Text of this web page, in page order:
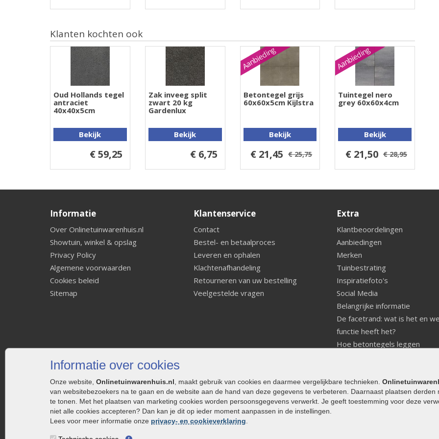
Informatie over cookies
Onze website, Onlinetuinwarenhuis.nl , maakt gebruik van cookies en daarmee vergelijkbare technieken.
van websitebezoekers na te gaan en de website aan de hand van deze gegevens te verbeteren. Daarnaast plaatsen
te tonen. Met het plaatsen van marketing cookies worden persoonsgegevens verwerkt. Je geeft toestemming voor deze
niet alle cookies accepteren? Dan kan je dit op ieder moment aanpassen in de instellingen.
Lees voor meer informatie onze privacy- en cookieverklaring
Klanten kochten ook
Oud Hollands tegel
antraciet
40x40x5cm
Bekijk
€ 59,25
Zak inveeg split
zwart 20 kg
Gardenlux
Bekijk
€ 6,75
Aanbieding
Betontegel grijs
60x60x5cm Kijlstra
Bekijk
€ 21,45 € 25,75
Aanbieding
Tuintegel nero
grey 60x60x4cm
Bekijk
€ 21,50 € 28,95
Informatie
Over Onlinetuinwarenhuis.nl
Showtuin, winkel & opslag
Privacy Policy
Algemene voorwaarden
Cookies beleid
Sitemap
Klantenservice
Contact
Bestel- en betaalproces
Leveren en ophalen
Klachtenafhandeling
Retourneren van uw bestelling
Veelgestelde vragen
Extra
Klantbeoordelingen
Aanbiedingen
Merken
Tuinbestrating
Inspiratiefoto's
Social Media
Belangrijke informatie
De facetrand: wat is het en
functie heeft het?
Hoe betontegels leggen
Welke tuinstijl past bij mij
Strakke tuin inrichten
Legverbanden gebakken